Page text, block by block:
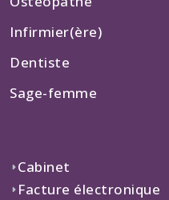
Infirmier(ère)
Dentiste
Sage-femme
Cabinet
Facture électronique